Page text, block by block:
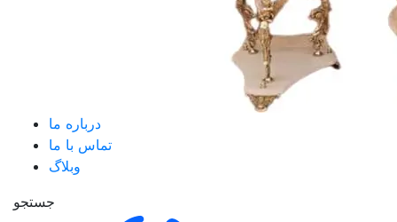
درباره ما
تماس با ما
وبلاگ
جستجو